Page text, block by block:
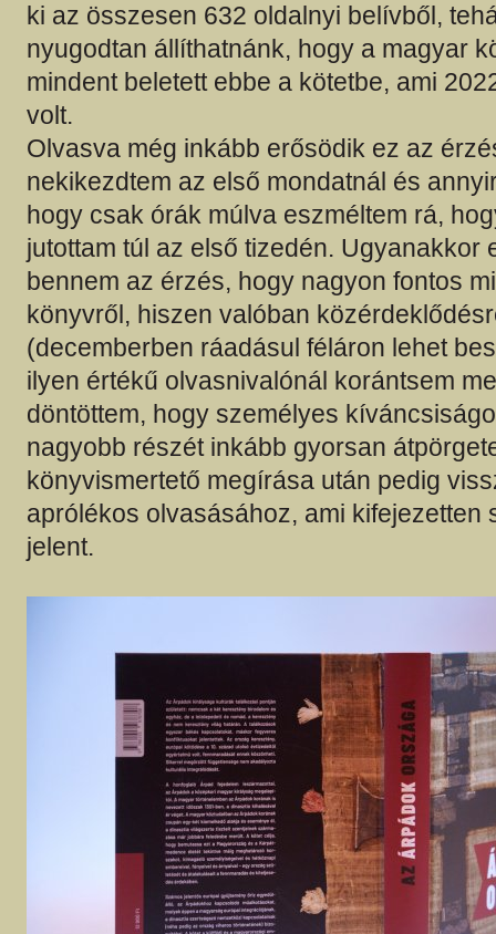
ki az összesen 632 oldalnyi belívből,
nyugodtan állíthatnánk, hogy a magyar
mindent beletett ebbe a kötetbe, ami
volt.
Olvasva még inkább erősödik ez az
nekikezdtem az első mondatnál és
hogy csak órák múlva eszméltem rá,
jutottam túl az első tizedén. Ugyanakkor
bennem az érzés, hogy nagyon fontos
könyvről, hiszen valóban
(decemberben ráadásul féláron lehet
ilyen értékű olvasnivalónál korántsem
döntöttem, hogy személyes
nagyobb részét inkább gyorsan
könyvismertető megírása után pedig
aprólékos olvasásához, ami kifejezetten
jelent.